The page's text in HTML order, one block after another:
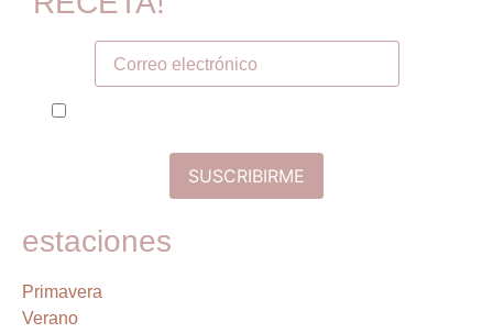
Tú correo electronico
estaciones
Primavera
Verano